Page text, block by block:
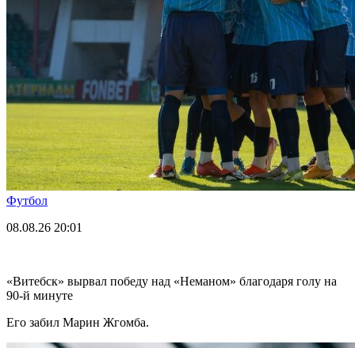
Футбол
08.08.26 20:01
«Витебск» вырвал победу над «Неманом» благодаря голу на
90-й минуте
Его забил Марин Жгомба.